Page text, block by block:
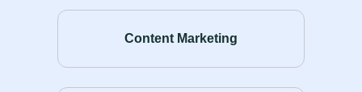
Content Marketing